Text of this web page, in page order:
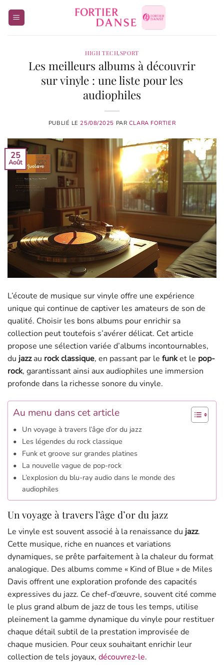
HIGH TECH,SPORT
Les meilleurs albums à découvrir
sur vinyle : une liste pour les
audiophiles
PUBLIÉ LE25/08/2025 PAR CLARA FORTIER
25
Août
L’écoute de musique sur vinyle offre une expérience
unique qui continue de captiver les amateurs de son de
qualité. Choisir les bons albums pour enrichir sa
collection peut toutefois s’avérer délicat. Cet article
propose une sélection variée d’albums incontournables,
du jazzau rock classique, en passant par le funket le pop-
rock, garantissant ainsi aux audiophiles une immersion
profonde dans la richesse sonore du vinyle.
Au menu dans cet article
Un voyage à travers l’âge d’or du jazz
Les légendes du rock classique
Funk et groove sur grandes platines
La nouvelle vague de pop-rock
L’explosion du blu-ray audio dans le monde des
audiophiles
Un voyage à travers l’âge d’or du jazz
Le vinyle est souvent associé à la renaissance du jazz.
Cette musique, riche en nuances et variations
dynamiques, se prête parfaitement à la chaleur du format
analogique. Des albums comme « Kind of Blue » de Miles
Davis offrent une exploration profonde des capacités
expressives du jazz. Ce chef-d’œuvre, souvent cité comme
le plus grand album de jazz de tous les temps, utilise
pleinement la gamme dynamique du vinyle pour restituer
chaque détail subtil de la prestation improvisée de
chaque musicien. Pour ceux souhaitant enrichir leur
collection de tels joyaux, découvrez-le.